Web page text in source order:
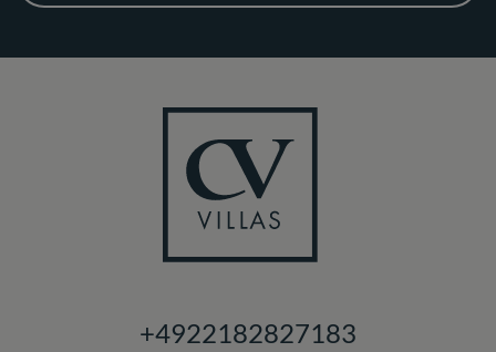
+4922182827183